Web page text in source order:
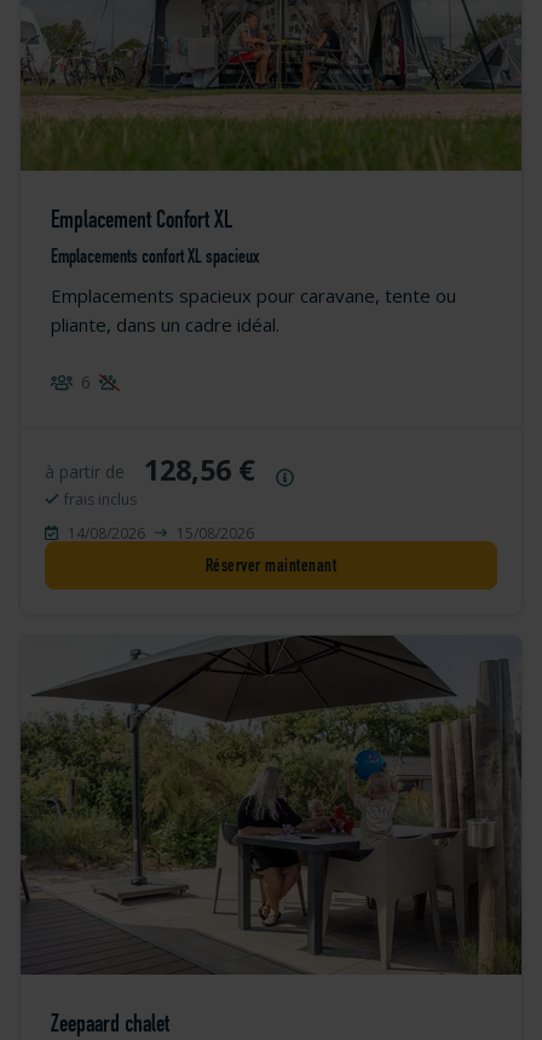
Emplacement Confort XL
Emplacements confort XL spacieux
Emplacements spacieux pour caravane, tente ou
pliante, dans un cadre idéal.
6
à partir de 128,56 €
frais inclus
14/08/2026
15/08/2026
Réserver maintenant
Zeepaard chalet